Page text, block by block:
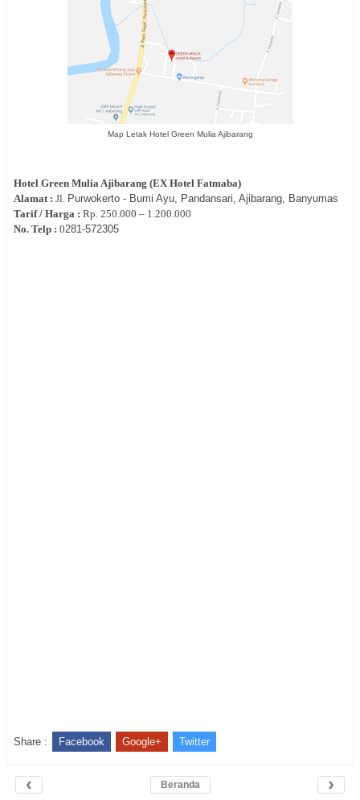
Map Letak Hotel Green Mulia Ajibarang
Hotel Green Mulia Ajibarang (EX Hotel Fatmaba)
Alamat : Jl. Purwokerto - Bumi Ayu, Pandansari, Ajibarang, Banyumas
Tarif / Harga : Rp. 250.000 – 1.200.000
No. Telp : 0281-572305
Share : Facebook Google+ Twitter
‹ ›
Beranda